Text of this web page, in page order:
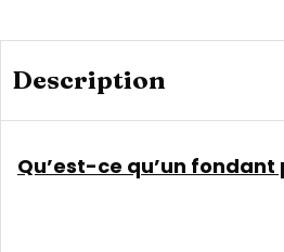
Description
Qu’est-ce qu’un fondant